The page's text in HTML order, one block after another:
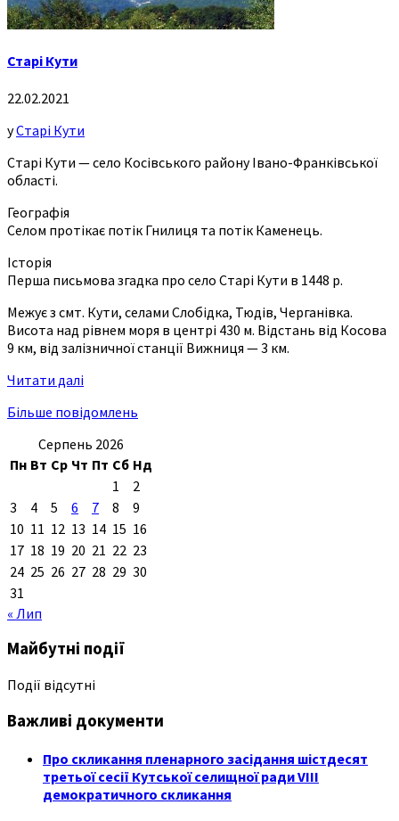
Старі Кути
22.02.2021
уСтарі Кути
Старі Кути — село Косівського району Івано-Франківської
області.
Географія
Селом протікає потік Гнилиця та потік Каменець.
Історія
Перша письмова згадка про село Старі Кути в 1448 р.
Межує з смт. Кути, селами Слобідка, Тюдів, Черганівка.
Висота над рівнем моря в центрі 430 м. Відстань від Косова
9 км, від залізничної станції Вижниця — 3 км.
Читати далі
Більше повідомлень
Серпень 2026
Пн Вт Ср Чт Пт Сб Нд
1
2
3
4 5 6 7 8
9
10 11 12 13 14 15 16
17 18 19 20 21 22 23
24 25 26 27 28 29 30
31
« Лип
Майбутні події
Події відсутні
Важливі документи
Про скликання пленарного засідання шістдесят
третьої сесії Кутської селищної ради VIII
демократичного скликання